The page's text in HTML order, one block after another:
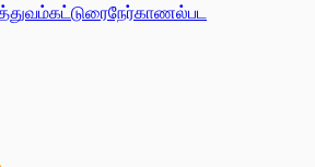
கட்டுரைநேர்காணல்பட